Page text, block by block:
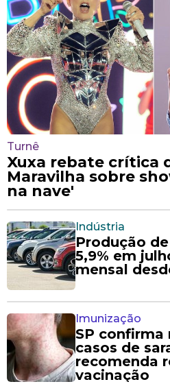
Turnê
Xuxa rebate crítica
Maravilha sobre
na nave'
Indústria
Produção
5,9% em
mensal
Imunização
SP confirma
casos de
recomenda
vacinação